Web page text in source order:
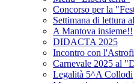
Concorso per la
Settimana di lettura
A Mantova insieme!!
DIDACTA 2025
Incontro con
Carnevale 2025 al
Legalità 5^A Collodi